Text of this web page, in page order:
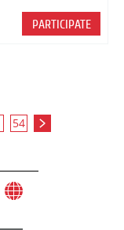
PARTICIPATE
54